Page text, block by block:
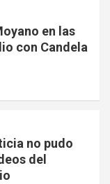
en las
con Candela
no pudo
del